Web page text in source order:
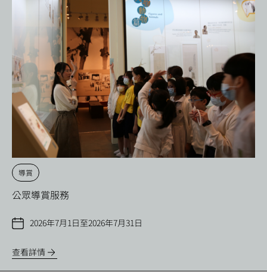
導賞
公眾導賞服務
2026年7月1日至2026年7月31日
查看詳情